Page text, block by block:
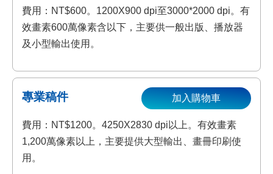
費用：NT$600。1200X900 dpi至3000*2000 dpi。有
效畫素600萬像素含以下，主要供一般出版、播放器
及小型輸出使用。
專業稿件
費用：NT$1200。4250X2830 dpi以上。有效畫素
1,200萬像素以上，主要提供大型輸出、畫冊印刷使
用。
加入購物車